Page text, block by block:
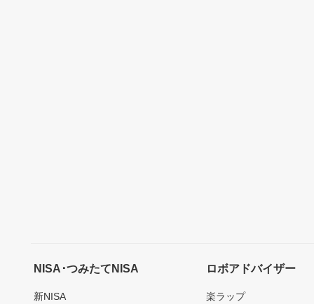
NISA･つみたてNISA
新NISA
ロボアドバイザー
楽ラップ